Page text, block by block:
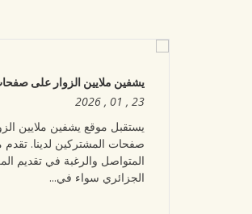
يشفين ملايين الزوار على
23 , 01 , 2026
يستقبل موقع يشفين ملايين
صفحات المشتركين لدينا.
المتواصل والرغبة في تقديم
الجزائري سواء في...